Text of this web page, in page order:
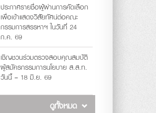
ประกาศรายชื่อผู้ผ่านการคัดเลือก
เพื่อเข้าแสดงวิสัยทัศน์ต่อคณะ
กรรมการสรรหาฯ ในวันที่ 24
ก.ค. 69
เชิญชวนร่วมตรวจสอบคุณสมบัติ
ผู้สมัครกรรมการนโยบาย ส.ส.ท.
วันนี้ – 18 มิ.ย. 69
ดูทั้งหมด